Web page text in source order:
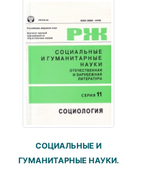
СОЦИАЛЬНЫЕ И
ГУМАНИТАРНЫЕ НАУКИ.